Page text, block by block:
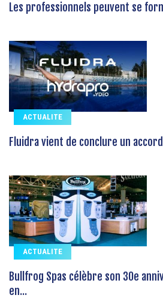
Les professionnels peuvent se
ACTUALITE
Fluidra vient de conclure un
ACTUALITE
Bullfrog Spas célèbre son 30e
en...